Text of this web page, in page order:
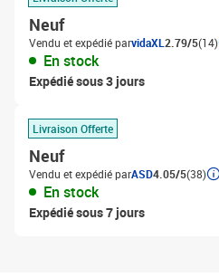
Neuf
Vendu et expédié parvidaXL 2.79/5(14)
En stock
Expédié sous 3 jours
Livraison Offerte
Neuf
Vendu et expédié parASD4.05/5(38)
En stock
Expédié sous 7 jours